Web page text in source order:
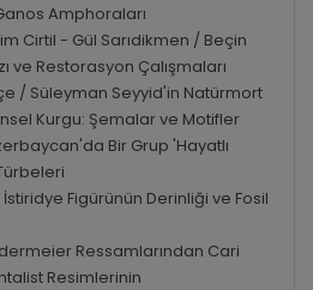
Amphoraları
Cirtil - Gül Sarıdikmen / Beçin
ve Restorasyon Çalışmaları
/ Süleyman Seyyid'in Natürmort
Kurgu: Şemalar ve Motifler
Bir Grup 'Hayatlı
Figürünün Derinliği ve Fosil
Ressamlarından Cari
Resimlerinin